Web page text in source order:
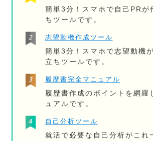
簡単3分！スマホで自己PRが
ちツールです。
志望動機作成ツール
簡単3分！スマホで志望動機
立ちツールです。
履歴書完全マニュアル
履歴書作成のポイントを網羅
ュアルです。
自己分析ツール
就活で必要な自己分析がこれ